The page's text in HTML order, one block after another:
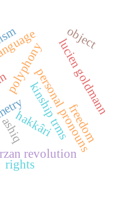
hakkâri
polyphonypersonal pronouns
kinship trms
ashiq
lucien goldmann
revolution
freedom
rights
object